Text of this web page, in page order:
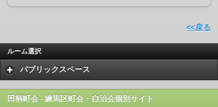
<<戻る
ルーム選択
パブリックスペース
田柄町会 - 練馬区町会・自治会個別サイト